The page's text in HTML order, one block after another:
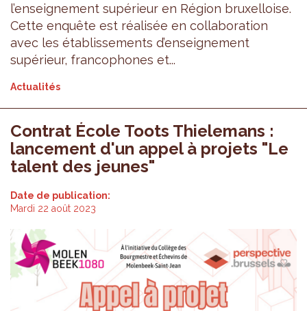
l’enseignement supérieur en Région bruxelloise.
Cette enquête est réalisée en collaboration
avec les établissements d’enseignement
supérieur, francophones et...
Actualités
Contrat École Toots Thielemans :
lancement d'un appel à projets "Le
talent des jeunes"
Date de publication:
Mardi 22 août 2023